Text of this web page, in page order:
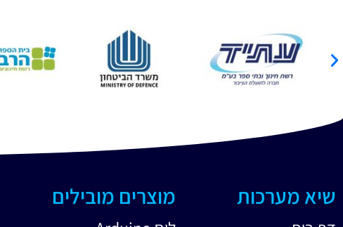
שיא מערכות מוצרים מובילים